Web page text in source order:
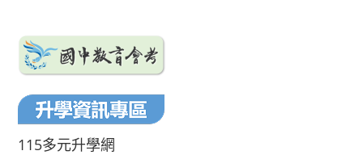
115多元升學網